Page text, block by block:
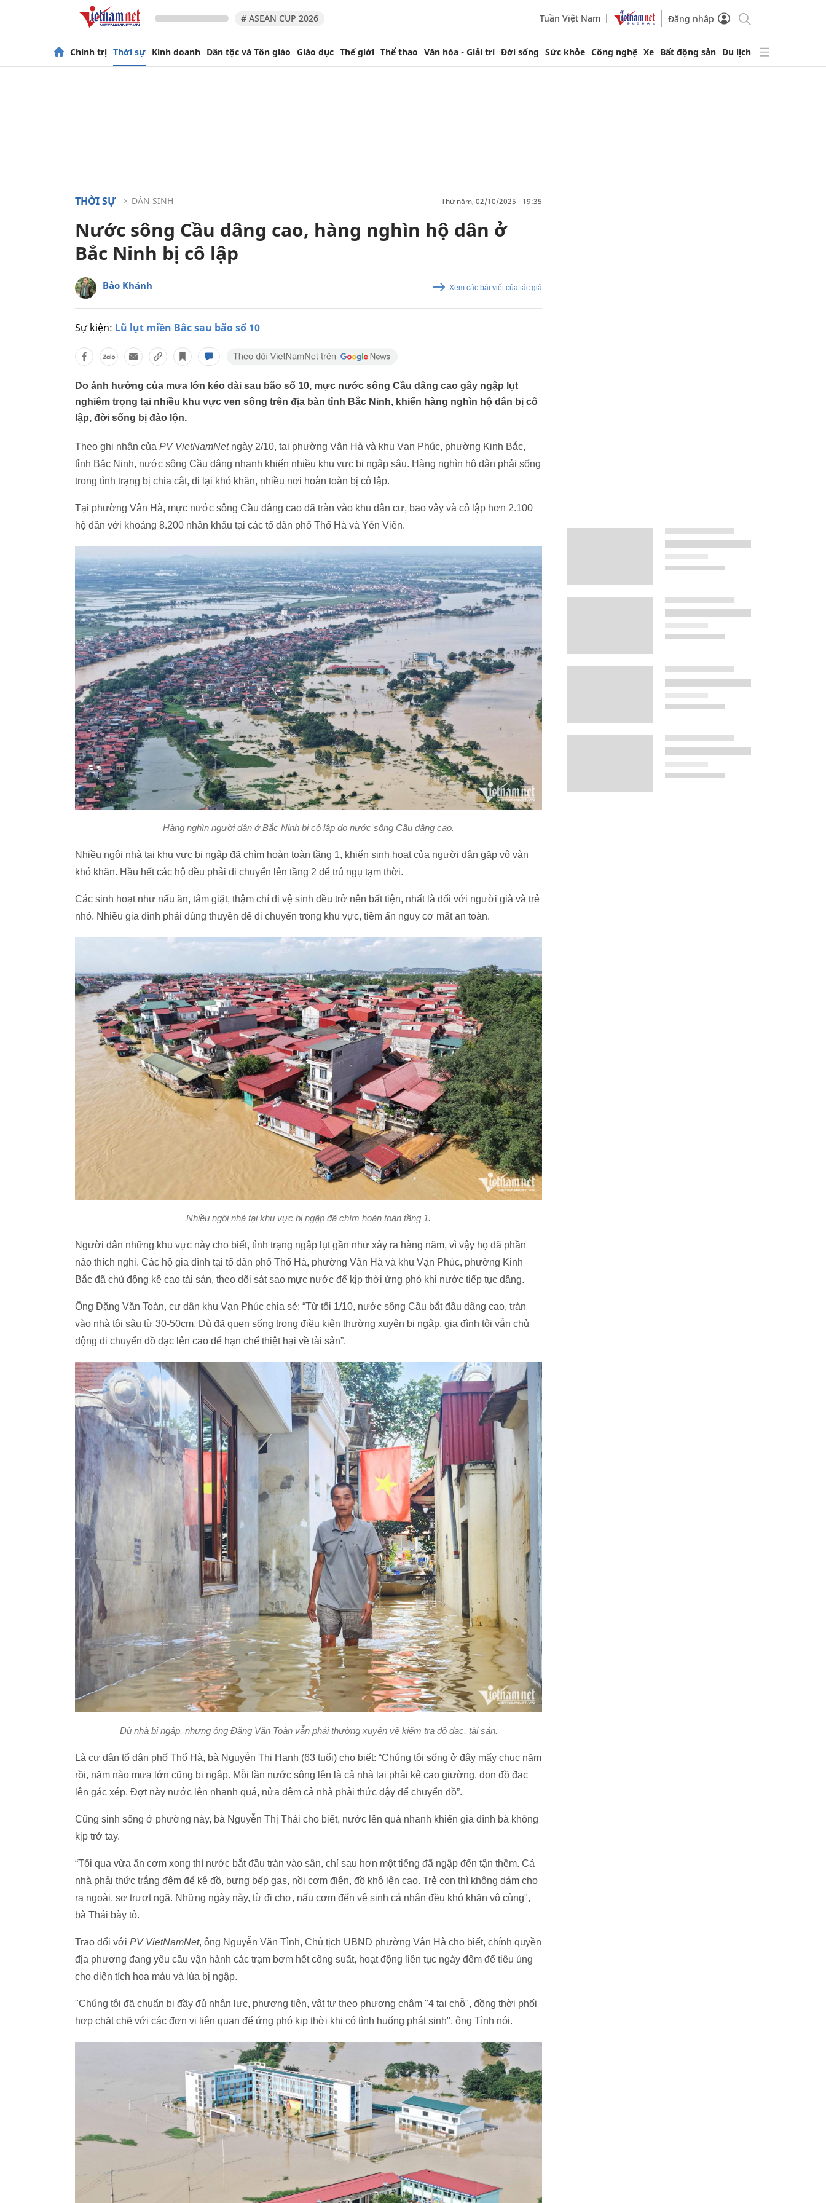
# ASEAN CUP 2026 Tuần Việt Nam Đăng nhập
Chính trị Thời sự Kinh doanh Dân tộc và Tôn giáo Giáo dục Thế giới Thể thao Văn hóa - Giải trí Đời sống Sức khỏe Công nghệ Xe Bất động sản Du lịch
THỜI SỰ DÂN SINH thứ năm, 02/10/2025 - 19:35
Nước sông Cầu dâng cao, hàng nghìn hộ dân ở
Bắc Ninh bị cô lập
Bảo Khánh Xem các bài viết của tác giả
Sự kiện: Lũ lụt miền Bắc sau bão số 10
Do ảnh hưởng của mưa lớn kéo dài sau bão số 10, mực nước sông Cầu dâng cao gây ngập lụt
nghiêm trọng tại nhiều khu vực ven sông trên địa bàn tỉnh Bắc Ninh, khiến hàng nghìn hộ dân bị cô
lập, đời sống bị đảo lộn.
Theo ghi nhận của PV VietNamNetngày 2/10, tại phường Vân Hà và khu Vạn Phúc, phường Kinh Bắc,
tỉnh Bắc Ninh, nước sông Cầu dâng nhanh khiến nhiều khu vực bị ngập sâu. Hàng nghìn hộ dân phải sống
trong tình trạng bị chia cắt, đi lại khó khăn, nhiều nơi hoàn toàn bị cô lập.
Tại phường Vân Hà, mực nước sông Cầu dâng cao đã tràn vào khu dân cư, bao vây và cô lập hơn 2.100
hộ dân với khoảng 8.200 nhân khẩu tại các tổ dân phố Thổ Hà và Yên Viên.
Hàng nghìn người dân ở Bắc Ninh bị cô lập do nước sông Cầu dâng cao.
Nhiều ngôi nhà tại khu vực bị ngập đã chìm hoàn toàn tầng 1, khiến sinh hoạt của người dân gặp vô vàn
khó khăn. Hầu hết các hộ đều phải di chuyển lên tầng 2 để trú ngụ tạm thời.
Các sinh hoạt như nấu ăn, tắm giặt, thậm chí đi vệ sinh đều trở nên bất tiện, nhất là đối với người già và trẻ
nhỏ. Nhiều gia đình phải dùng thuyền để di chuyển trong khu vực, tiềm ẩn nguy cơ mất an toàn.
Nhiều ngôi nhà tại khu vực bị ngập đã chìm hoàn toàn tầng 1.
Người dân những khu vực này cho biết, tình trạng ngập lụt gần như xảy ra hàng năm, vì vậy họ đã phần
nào thích nghi. Các hộ gia đình tại tổ dân phố Thổ Hà, phường Vân Hà và khu Vạn Phúc, phường Kinh
Bắc đã chủ động kê cao tài sản, theo dõi sát sao mực nước để kịp thời ứng phó khi nước tiếp tục dâng.
Ông Đặng Văn Toàn, cư dân khu Vạn Phúc chia sẻ: “Từ tối 1/10, nước sông Cầu bắt đầu dâng cao, tràn
vào nhà tôi sâu từ 30-50cm. Dù đã quen sống trong điều kiện thường xuyên bị ngập, gia đình tôi vẫn chủ
động di chuyển đồ đạc lên cao để hạn chế thiệt hại về tài sản”.
Dù nhà bị ngập, nhưng ông Đặng Văn Toàn vẫn phải thường xuyên về kiểm tra đồ đạc, tài sản.
Là cư dân tổ dân phố Thổ Hà, bà Nguyễn Thị Hạnh (63 tuổi) cho biết: “Chúng tôi sống ở đây mấy chục năm
rồi, năm nào mưa lớn cũng bị ngập. Mỗi lần nước sông lên là cả nhà lại phải kê cao giường, dọn đồ đạc
lên gác xép. Đợt này nước lên nhanh quá, nửa đêm cả nhà phải thức dậy để chuyển đồ”.
Cũng sinh sống ở phường này, bà Nguyễn Thị Thái cho biết, nước lên quá nhanh khiến gia đình bà không
kịp trở tay.
“Tối qua vừa ăn cơm xong thì nước bắt đầu tràn vào sân, chỉ sau hơn một tiếng đã ngập đến tận thềm. Cả
nhà phải thức trắng đêm để kê đồ, bưng bếp gas, nồi cơm điện, đồ khô lên cao. Trẻ con thì không dám cho
ra ngoài, sợ trượt ngã. Những ngày này, từ đi chợ, nấu cơm đến vệ sinh cá nhân đều khó khăn vô cùng",
bà Thái bày tỏ.
Trao đổi với PV VietNamNet, ông Nguyễn Văn Tình, Chủ tịch UBND phường Vân Hà cho biết, chính quyền
địa phương đang yêu cầu vận hành các trạm bơm hết công suất, hoạt động liên tục ngày đêm để tiêu úng
cho diện tích hoa màu và lúa bị ngập.
"Chúng tôi đã chuẩn bị đầy đủ nhân lực, phương tiện, vật tư theo phương châm "4 tại chỗ", đồng thời phối
hợp chặt chẽ với các đơn vị liên quan để ứng phó kịp thời khi có tình huống phát sinh", ông Tình nói.